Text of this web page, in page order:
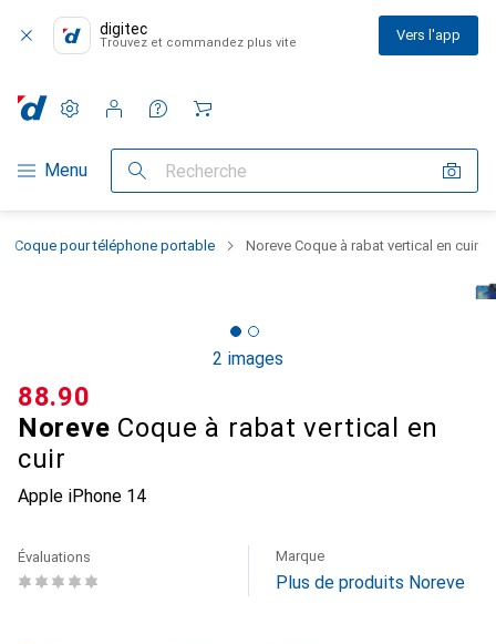
digitec
Trouvez et commandez plus vite Vers l'app
Navigation par catégorie
Menu Recherche
Paramètres
Compte client
Listes de comparaison
Listes d'envies
Panier
Coque pour téléphone portable Noreve Coque à rabat vertical en cuir
2 images
Noreve Coque à rabat vertical en
cuir
Apple iPhone 14
CHF
88.90
Évaluations Marque
Plus de produits Noreve